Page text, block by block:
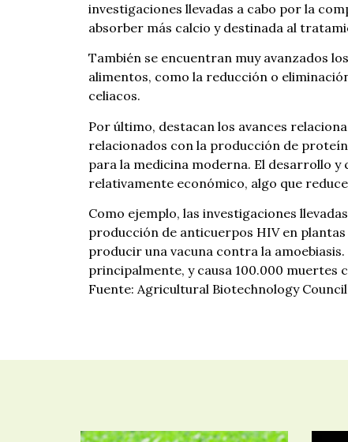
investigaciones llevadas a cabo por la
absorber más calcio y destinada al
También se encuentran muy avanzados
alimentos, como la reducción o
celiacos.
Por último, destacan los avances
relacionados con la producción de
para la medicina moderna. El desarrollo
relativamente económico, algo que
Como ejemplo, las investigaciones
producción de anticuerpos HIV en
producir una vacuna contra la
principalmente, y causa 100.000 muertes
Fuente: Agricultural Biotechnology Council